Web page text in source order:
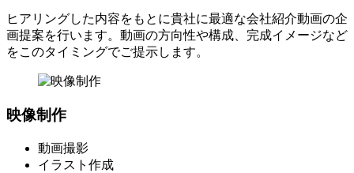
ヒアリングした内容をもとに貴社に最適な会社紹介動画の企
画提案を行います。動画の方向性や構成、完成イメージなど
をこのタイミングでご提示します。
映像制作
動画撮影
イラスト作成